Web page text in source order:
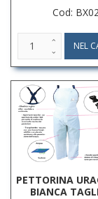
Cod:
PETTORINA
BIANCA